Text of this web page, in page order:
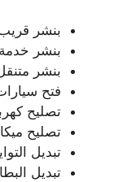
بنشر
بنشر
بنشر
فتح
تصليح
تصليح
تبديل
تبديل